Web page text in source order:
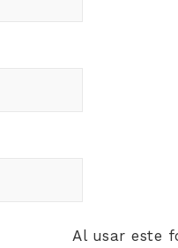
Al usar este